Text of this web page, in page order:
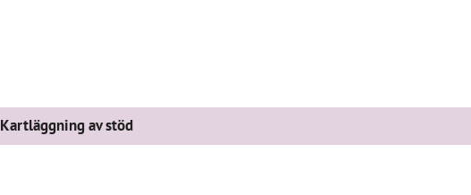
Kartläggning av stöd